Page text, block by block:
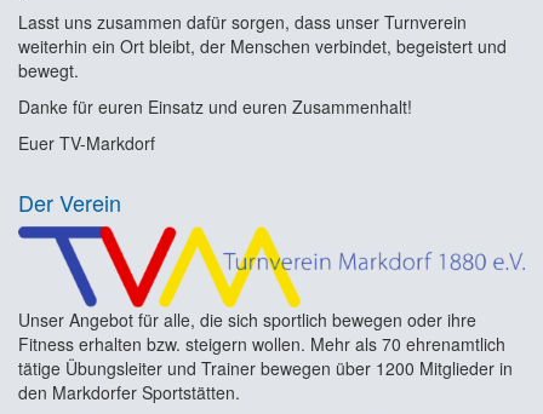
Lasst uns zusammen dafür sorgen, dass unser Turnverein
weiterhin ein Ort bleibt, der Menschen verbindet, begeistert und
bewegt.
Danke für euren Einsatz und euren Zusammenhalt!
Euer TV-Markdorf
Der Verein
Unser Angebot für alle, die sich sportlich bewegen oder ihre
Fitness erhalten bzw. steigern wollen. Mehr als 70 ehrenamtlich
tätige Übungsleiter und Trainer bewegen über 1200 Mitglieder in
den Markdorfer Sportstätten.